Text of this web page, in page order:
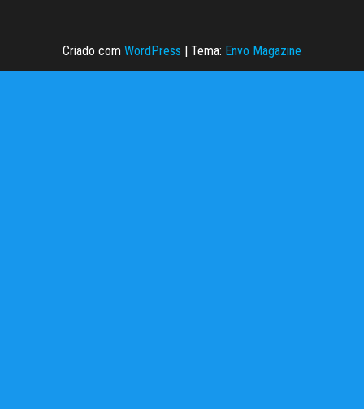
Criado com WordPress Tema: Envo Magazine